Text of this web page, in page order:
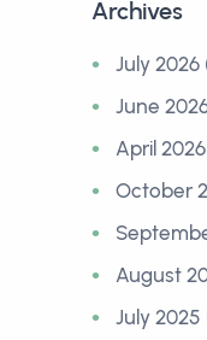
Archives
July 2026
June
April 2026
October
August
July 2025